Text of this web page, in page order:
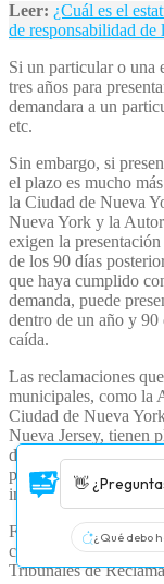
Leer: ¿Cuál es el
de responsabilidad de
Si un particular o una
tres años para
demandara a un
etc.
Sin embargo, si
el plazo es mucho
la Ciudad de Nueva
Nueva York y la
exigen la
de los 90 días
que haya cumplido
demanda, puede
dentro de un año y 90
caída.
Las reclamaciones
municipales, como la
Ciudad de Nueva
Nueva Jersey, tienen
del requisito de
presentar una
incidente de resbalón
Finalmente, demandar
completamente
Tribunales de
👋
¿Qué debo